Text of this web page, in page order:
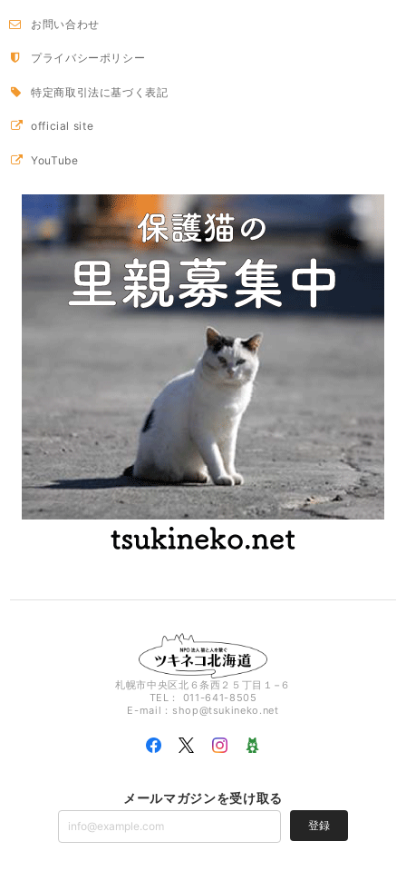
お問い合わせ
プライバシーポリシー
特定商取引法に基づく表記
official site
YouTube
札幌市中央区北６条西２５丁目１−６
TEL： 011-641-8505
E-mail： shop@tsukineko.net
メールマガジンを受け取る
登録